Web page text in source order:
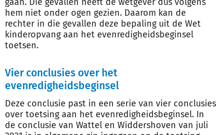
hem niet onder ogen gezien. Daarom kan de
rechter in die gevallen deze bepaling uit de Wet
kinderopvang aan het evenredigheidsbeginsel
toetsen.
Vier conclusies over het
evenredigheidsbeginsel
Deze conclusie past in een serie van vier conclusies
over toetsing aan het evenredigheidsbeginsel. In
de conclusie van Wattel en Widdershoven van juli